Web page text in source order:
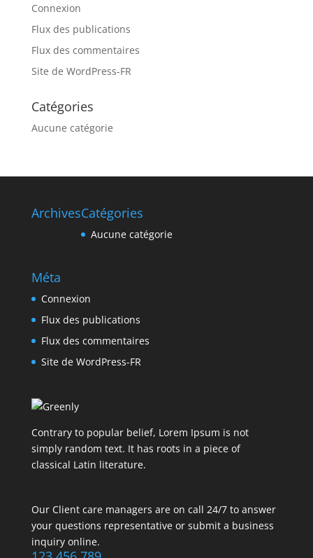
Connexion
Flux des publications
Flux des commentaires
Site de WordPress-FR
Catégories
Aucune catégorie
ArchivesCatégories
Aucune catégorie
Méta
Connexion
Flux des publications
Flux des commentaires
Site de WordPress-FR
Contrary to popular belief, Lorem Ipsum is not
simply random text. It has roots in a piece of
classical Latin literature.
Our Client care managers are on call 24/7 to answer
your questions representative or submit a business
inquiry online.